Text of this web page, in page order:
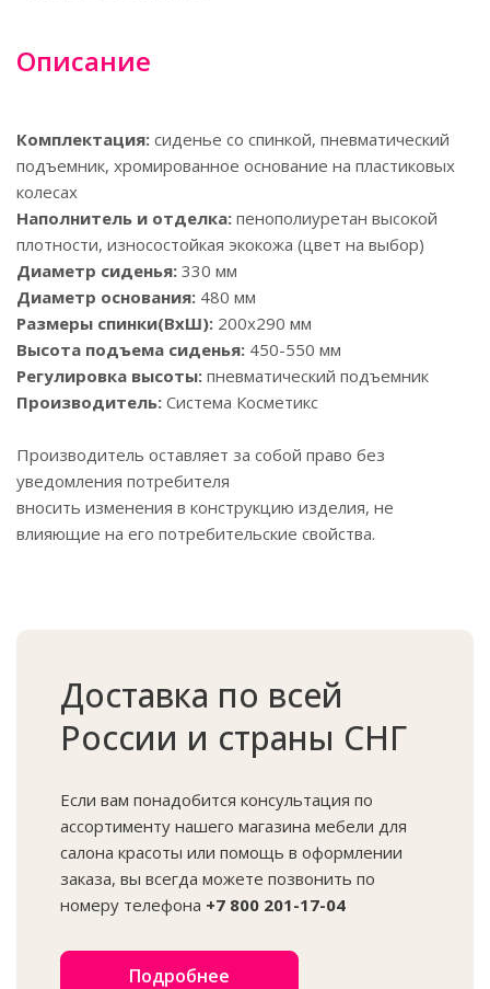
Описание
Комплектация: сиденье со спинкой, пневматический
подъемник, хромированное основание на пластиковых
колесах
Наполнитель и отделка: пенополиуретан высокой
плотности, износостойкая экокожа (цвет на выбор)
Диаметр сиденья: 330 мм
Диаметр основания: 480 мм
Размеры спинки(ВхШ): 200х290 мм
Высота подъема сиденья: 450-550 мм
Регулировка высоты: пневматический подъемник
Производитель: Система Косметикс
Производитель оставляет за собой право без
уведомления потребителя
вносить изменения в конструкцию изделия, не
влияющие на его потребительские свойства.
Доставка по всей
России и страны СНГ
Если вам понадобится консультация по
ассортименту нашего магазина мебели для
салона красоты или помощь в оформлении
заказа, вы всегда можете позвонить по
номеру телефона +7 800 201-17-04
Подробнее